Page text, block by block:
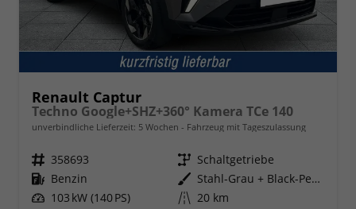
Renault Captur
Techno Google+SHZ+360° Kamera TCe 140
unverbindliche Lieferzeit: 5 Wochen Fahrzeug mit Tageszulassung
Fahrzeugnr. 358693 Getriebe Schaltgetriebe
Kraftstoff Benzin Außenfarbe
Stahl-Grau + Black-Pearl-Schwarz
Leistung 103 kW (140 PS) Kilometerstand 20 km